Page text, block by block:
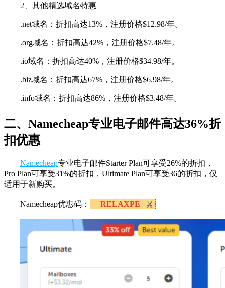
2、其他精选域名特惠
.net域名：折扣高达13%，注册价格$12.98/年。
.org域名：折扣高达42%，注册价格$7.48/年。
.io域名：折扣高达40%，注册价格$34.98/年。
.biz域名：折扣高达67%，注册价格$6.98/年。
.info域名：折扣高达86%，注册价格$3.48/年。
二、Namecheap专业电子邮件高达36%折
扣优惠
Namecheap专业电子邮件Starter Plan可享受26%的折扣，
Pro Plan可享受31%的折扣，Ultimate Plan可享受36的折扣，仅
适用于新购买。
Namecheap优惠码： RELAXPE